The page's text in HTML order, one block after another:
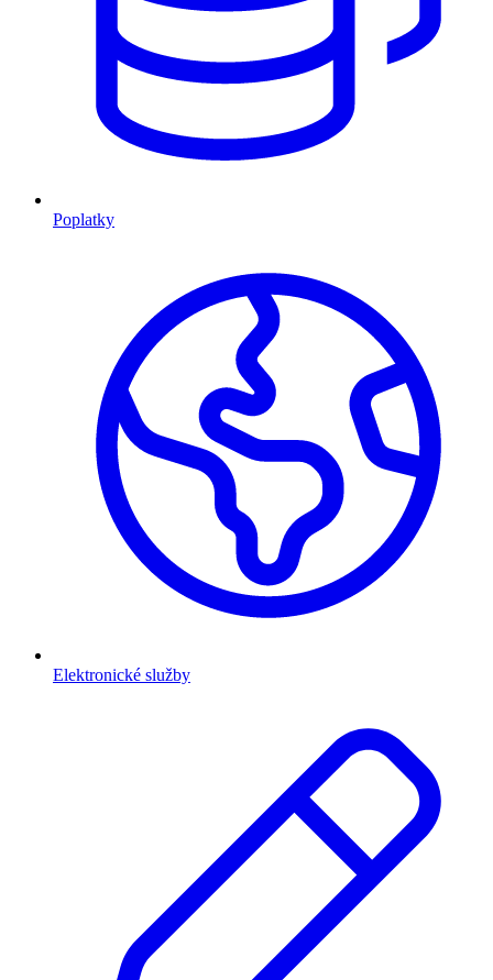
Poplatky
Elektronické služby